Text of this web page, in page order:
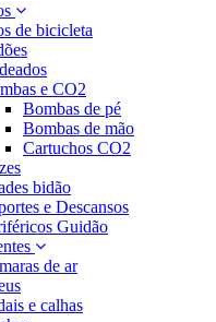
de bicicleta
e CO2
Bombas de pé
Bombas de mão
Cartuchos CO2
bidão
e Descansos
Guidão
de ar
e calhas